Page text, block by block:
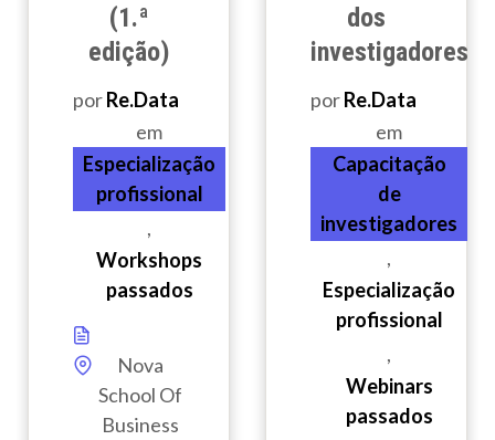
(1.ª
edição)
porRe.Data
em
Especialização
profissional
,
Workshops
passados
Nova
School Of
Business
dos
investigadores
porRe.Data
em
Capacitação
de
investigadores
,
Especialização
profissional
,
Webinars
passados